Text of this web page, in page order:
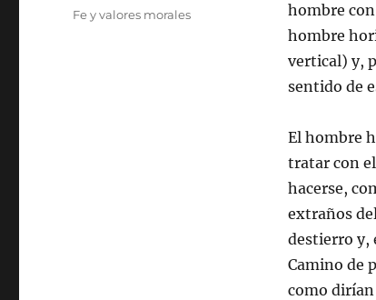
hombre
hombre
vertical) y,
sentido de
El hombre
tratar con
hacerse,
extraños
destierro y,
Camino de
como dirían
Categorías
Fe y valores morales